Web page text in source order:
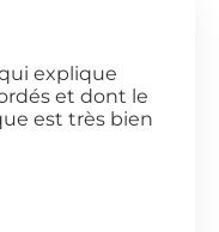
explique
et dont le
est très bien